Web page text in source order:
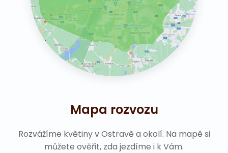
Mapa rozvozu
Rozvážíme květiny v Ostravě a okolí. Na mapě si
můžete ověřit, zda jezdíme i k Vám.